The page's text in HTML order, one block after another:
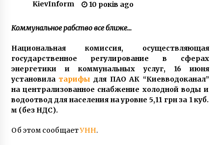
2 роки ago
В Укрзалізниці планують перефарбувати
6 років ago
Голови фракцій Київради звернулися до
Президента призначити Віталія Кличка на
посаду голови КМДА
7 років ago
Києві
KievInform 10 років ago
Коммунальное рабство все ближе…
Национальная комиссия, осуществляющая
государственное регулирование в сферах
энергетики и коммунальных услуг, 16 июня
установила тарифы для ПАО АК “Киевводоканал”
на централизованное снабжение холодной воды и
водоотвод для населения на уровне 5,11 грн за 1 куб.
м (без НДС).
Об этом сообщаетУНН.